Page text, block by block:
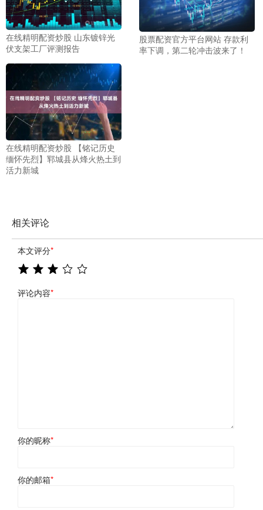
在线精明配资炒股 山东镀锌光
伏支架工厂评测报告
股票配资官方平台网站 存款利
率下调，第二轮冲击波来了！
在线精明配资炒股 【铭记历史
缅怀先烈】郓城县从烽火热土到
活力新城
相关评论
本文评分*
评论内容*
你的昵称*
你的邮箱*